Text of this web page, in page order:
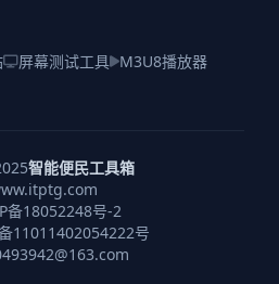
屏幕测试工具 M3U8播放器
智能便民工具箱
备18052248号-2
11011402054222号